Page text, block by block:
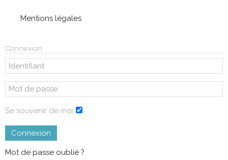
Mentions légales
Connexion
Se souvenir de moi
Connexion
Mot de passe oublié ?